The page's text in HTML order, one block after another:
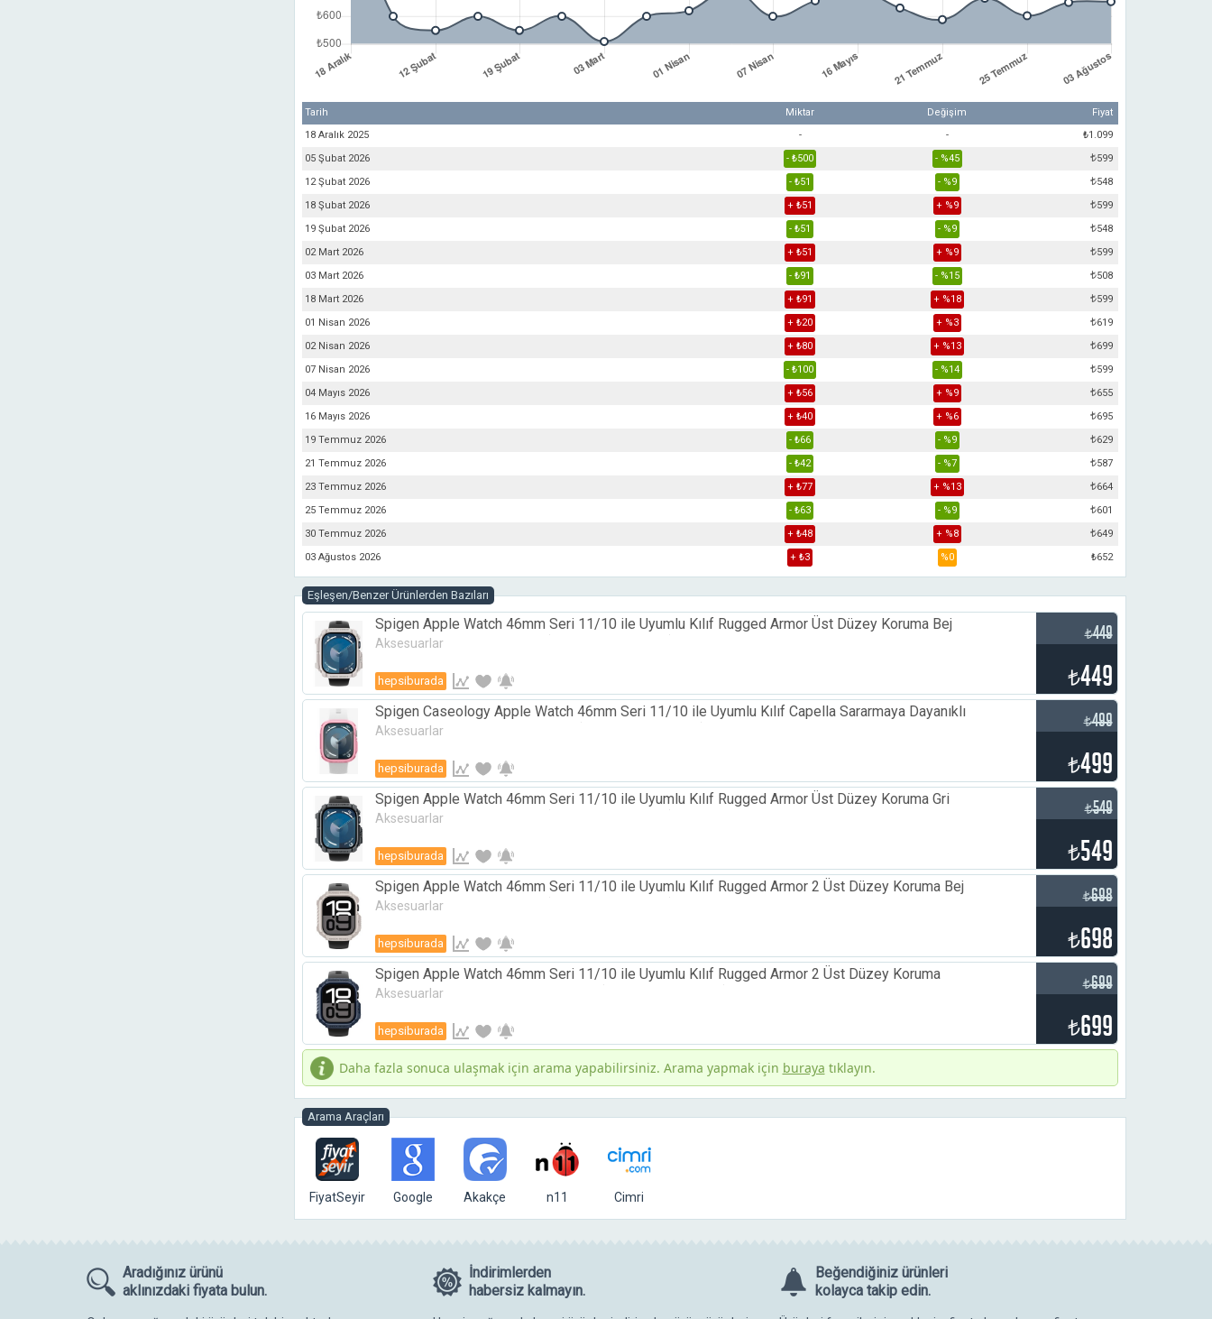
Tarih Miktar Değişim
Fiyat
18 Aralık 2025
- -
₺1.099
05 Şubat 2026
- ₺500 - %45 ₺599
12 Şubat 2026
- ₺51 - %9 ₺548
18 Şubat 2026
+ ₺51 + %9 ₺599
19 Şubat 2026
- ₺51 - %9 ₺548
02 Mart 2026
+ ₺51 + %9 ₺599
03 Mart 2026
- ₺91 - %15 ₺508
18 Mart 2026
+ ₺91 + %18 ₺599
01 Nisan 2026
+ ₺20 + %3 ₺619
02 Nisan 2026
+ ₺80 + %13 ₺699
07 Nisan 2026
- ₺100 - %14 ₺599
04 Mayıs 2026
+ ₺56 + %9 ₺655
16 Mayıs 2026
+ ₺40 + %6 ₺695
19 Temmuz 2026
- ₺66 - %9 ₺629
21 Temmuz 2026
- ₺42 - %7 ₺587
23 Temmuz 2026
+ ₺77 + %13 ₺664
25 Temmuz 2026
- ₺63 - %9 ₺601
30 Temmuz 2026
+ ₺48 + %8 ₺649
03 Ağustos 2026
+ ₺3 %0 ₺652
Eşleşen/Benzer Ürünlerden Bazıları
Spigen Apple Watch 46mm Seri 11/10 ile Uyumlu Kılıf Rugged Armor Üst Düzey Koruma Bej
Karbon Kapak - ACS08600 (Spigen TR Garantili)
Aksesuarlar
hepsiburada
₺449
₺449
Spigen Caseology Apple Watch 46mm Seri 11/10 ile Uyumlu Kılıf Capella Sararmaya Dayanıklı
ince Pembe Kapak - ACS08614 (Spigen TR Garantili)
Aksesuarlar
hepsiburada
₺499
₺499
Spigen Apple Watch 46mm Seri 11/10 ile Uyumlu Kılıf Rugged Armor Üst Düzey Koruma Gri
Karbon Kapak - ACS08598 (Spigen TR Garantili)
Aksesuarlar
hepsiburada
₺549
₺549
Spigen Apple Watch 46mm Seri 11/10 ile Uyumlu Kılıf Rugged Armor 2 Üst Düzey Koruma Bej
Karbon Kapak - ACS10502 (Spigen TR Garantili)
Aksesuarlar
hepsiburada
₺698
₺698
Spigen Apple Watch 46mm Seri 11/10 ile Uyumlu Kılıf Rugged Armor 2 Üst Düzey Koruma
Lacivert Karbon Kapak - ACS10501 (Spigen TR Garantili)
Aksesuarlar
hepsiburada
₺699
₺699
Daha fazla sonuca ulaşmak için arama yapabilirsiniz. Arama yapmak için buraya tıklayın.
Arama Araçları
FiyatSeyir Google Akakçe n11 Cimri
Aradığınız ürünü
aklınızdaki fiyata bulun.
İndirimlerden
habersiz kalmayın.
Beğendiğiniz ürünleri
kolayca takip edin.